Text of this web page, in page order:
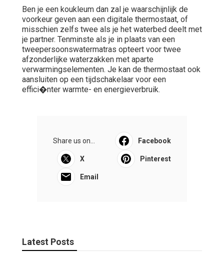
Ben je een koukleum dan zal je waarschijnlijk de
voorkeur geven aan een digitale thermostaat, of
misschien zelfs twee als je het waterbed deelt met
je partner. Tenminste als je in plaats van een
tweepersoonswatermatras opteert voor twee
afzonderlijke waterzakken met aparte
verwarmingselementen. Je kan de thermostaat ook
aansluiten op een tijdschakelaar voor een
effici�nter warmte- en energieverbruik.
Share us on... Facebook
X Pinterest
Email
Latest Posts